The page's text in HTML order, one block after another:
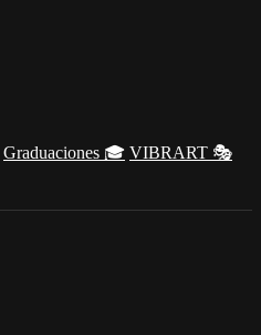
Graduaciones 🎓 VIBRART 🎭